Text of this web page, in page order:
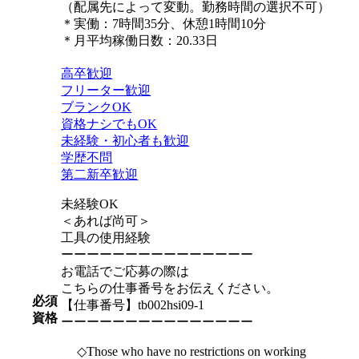
（配属先によって変動。勤務時間の選択不可）
＊実働：7時間35分、休憩1時間10分
＊月平均稼働日数：20.33日
必須
資格
高卒歓迎
フリーター歓迎
ブランクOK
資格ナシでもOK
未経験・初心者も歓迎
学歴不問
第二新卒歓迎
未経験OK
＜あれば尚可＞
工具の使用経験
ーーーーーーーーーーーーーーー
お電話でご応募の際は
こちらの仕事番号をお伝えください。
【仕事番号】tb002hsi09-1
ーーーーーーーーーーーーーーー
◇Those who have no restrictions on working